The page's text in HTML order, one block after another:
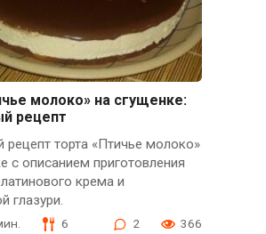
молоко» на сгущенке:
рецепт
рецепт торта «Птичье молоко»
с описанием приготовления
крема и
глазури.
6 2 366